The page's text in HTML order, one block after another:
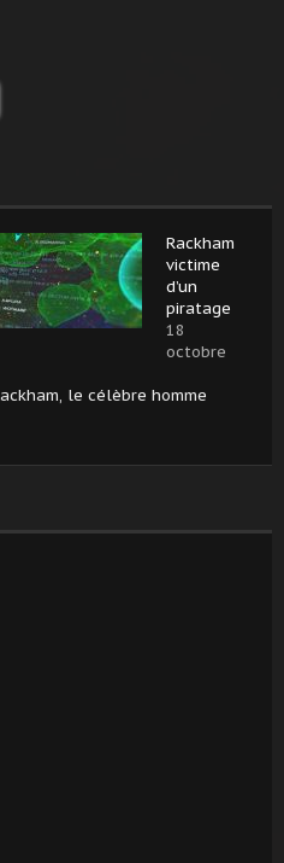
Rackham
victime
d’un
piratage
18
octobre
le célèbre homme